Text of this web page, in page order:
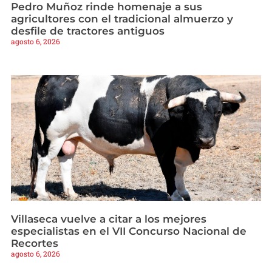
Pedro Muñoz rinde homenaje a sus
agricultores con el tradicional almuerzo y
desfile de tractores antiguos
agosto 6, 2026
Villaseca vuelve a citar a los mejores
especialistas en el VII Concurso Nacional de
Recortes
agosto 6, 2026